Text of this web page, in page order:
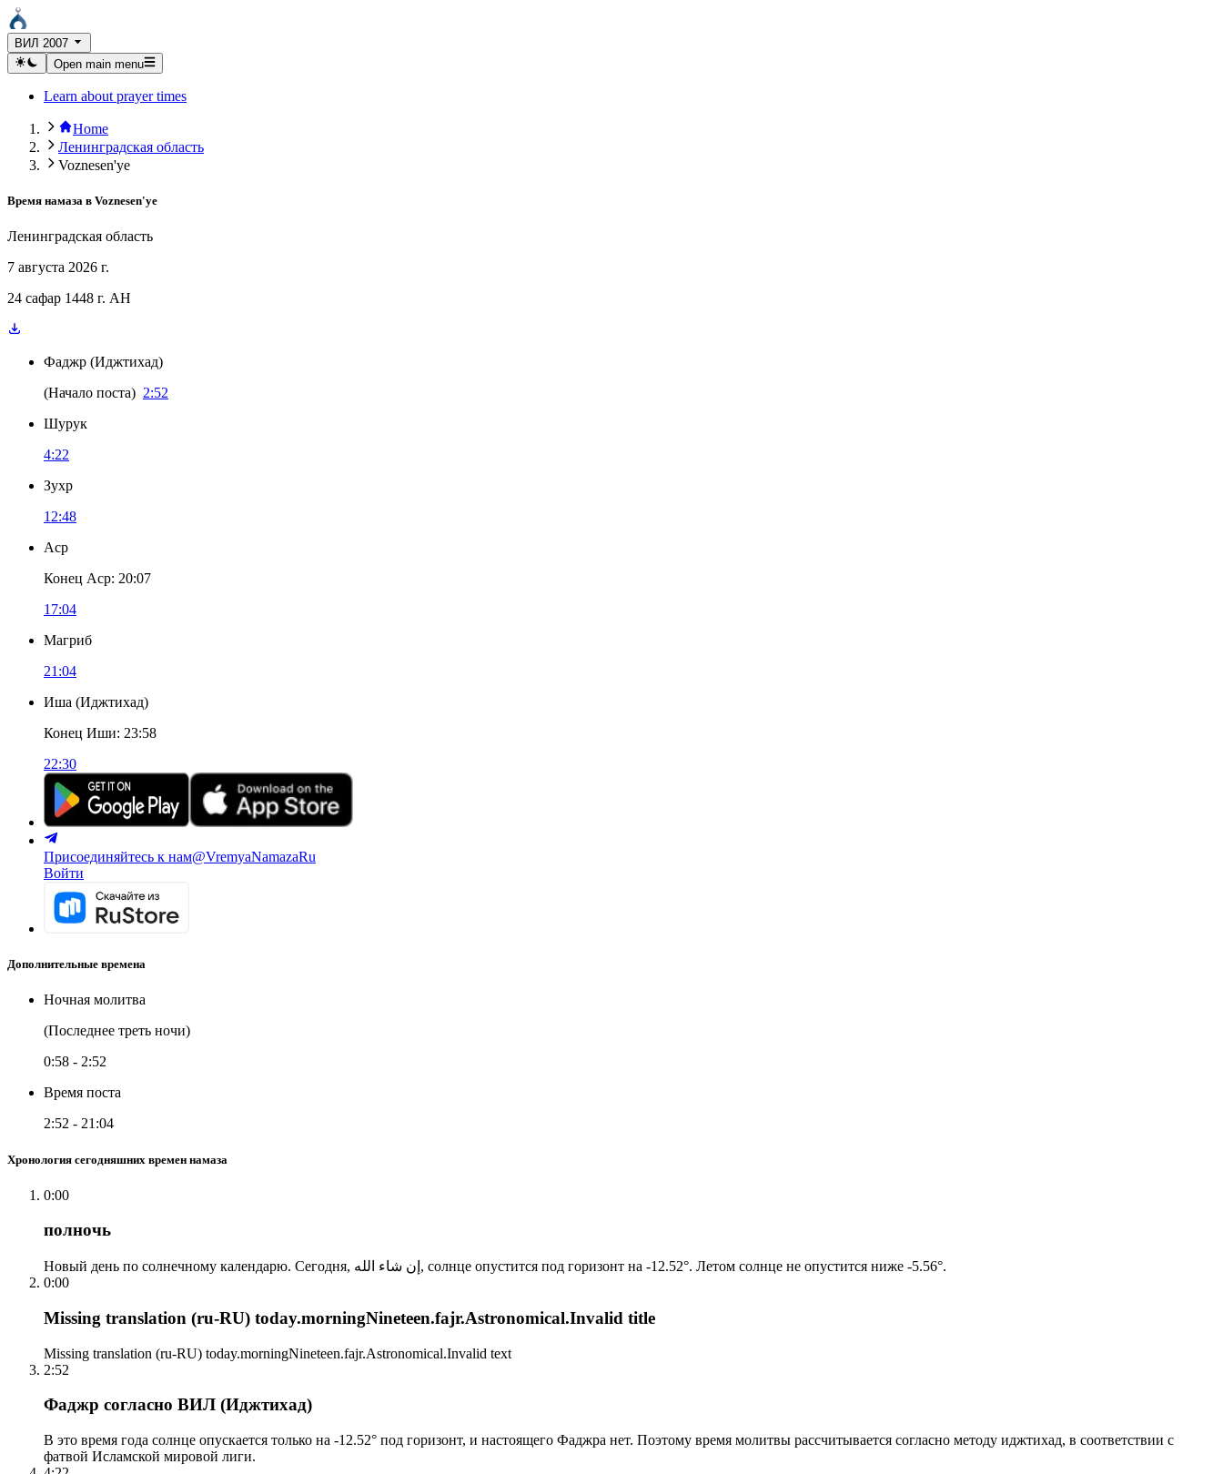
ВИЛ 2007
Open main menu
Learn about prayer times
Home
Ленинградская область
Voznesen'ye
Время намаза в Voznesen'ye
Ленинградская область
7 августа 2026 г.
24 сафар 1448 г. AH
Фаджр (Иджтихад)
(Начало поста) 2:52
Шурук
4:22
Зухр
12:48
Аср
Конец Аср: 20:07
17:04
Магриб
21:04
Иша (Иджтихад)
Конец Иши: 23:58
22:30
Присоединяйтесь к нам@VremyaNamazaRu
Войти
Дополнительные времена
Ночная молитва
(Последнее треть ночи)
0:58 - 2:52
Время поста
2:52 - 21:04
Хронология сегодняшних времен намаза
0:00
полночь
Новый день по солнечному календарю. Сегодня, إن شاء الله, солнце опустится под горизонт на -12.52°. Летом солнце не опустится ниже -5.56°.
0:00
Missing translation (ru-RU) today.morningNineteen.fajr.Astronomical.Invalid title
Missing translation (ru-RU) today.morningNineteen.fajr.Astronomical.Invalid text
2:52
Фаджр согласно ВИЛ (Иджтихад)
В это время года солнце опускается только на -12.52° под горизонт, и настоящего Фаджра нет. Поэтому время молитвы рассчитывается согласно методу иджтихад, в соответствии с
фатвой Исламской мировой лиги.